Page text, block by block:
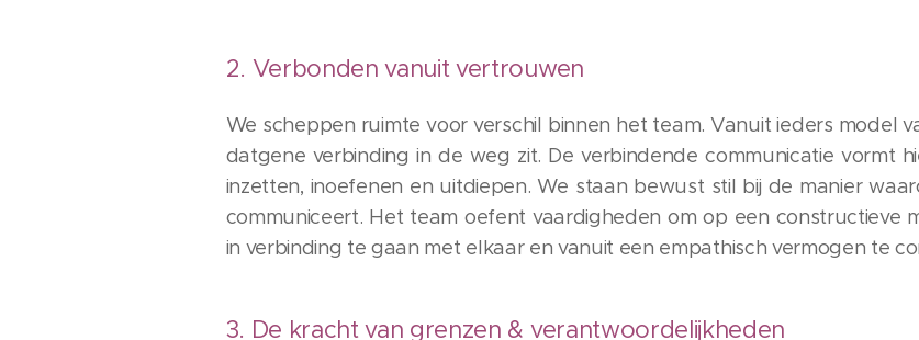
2. Verbonden vanuit vertrouwen
We scheppen ruimte voor verschil binnen het team. Vanuit ieders model
datgene verbinding in de weg zit. De verbindende communicatie vormt
inzetten, inoefenen en uitdiepen. We staan bewust stil bij de manier
communiceert. Het team oefent vaardigheden om op een constructieve
in verbinding te gaan met elkaar en vanuit een empathisch vermogen te
3. De kracht van grenzen & verantwoordelijkheden